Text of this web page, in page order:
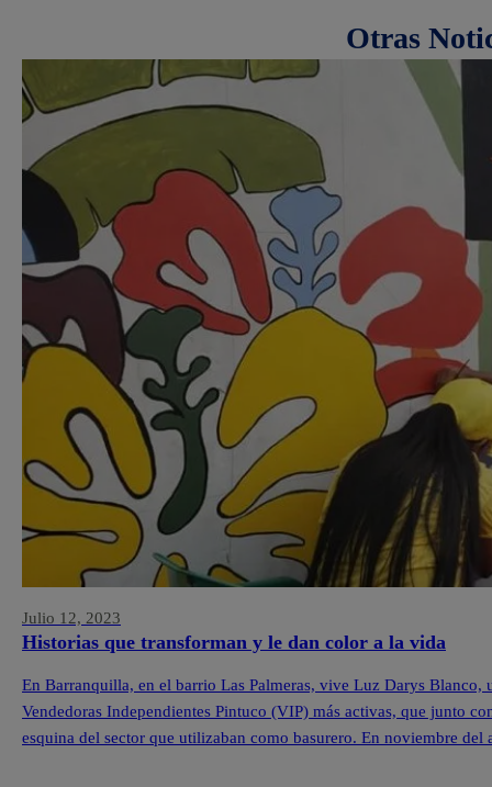
Otras
Julio 12, 2023
Historias que transforman y le dan color a la vida
En Barranquilla, en el barrio Las Palmeras, vive Luz Darys Blanco,
Vendedoras Independientes Pintuco (VIP) más activas, que junto
esquina del sector que utilizaban como basurero. En noviembre